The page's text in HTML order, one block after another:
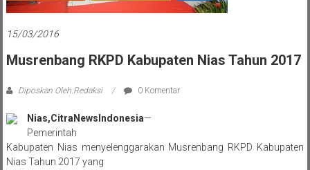
15/03/2016
Musrenbang RKPD Kabupaten Nias Tahun 2017
Diposkan Oleh:Redaksi 0 Komentar
Nias,CitraNewsIndonesia—
Pemerintah
Kabupaten Nias menyelenggarakan Musrenbang RKPD Kabupaten
Nias Tahun 2017 yang